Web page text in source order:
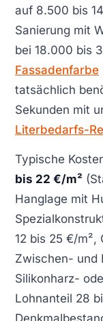
auf 8.500 bis
Sanierung mit
bei 18.000 bis
Fassadenfarbe
tatsächlich
Sekunden mit
Literbedarfs-
Typische
bis 22 €/m²
Hanglage mit
12 bis 25 €/m²,
Zwischen- und
Silikonharz-
Lohnanteil 28